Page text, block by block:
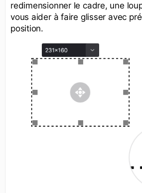
redimensionner le cadre, une
vous aider à faire glisser avec
position.